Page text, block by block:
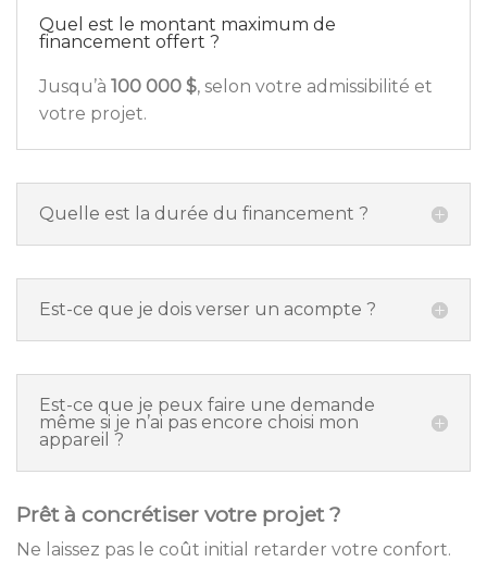
Quel est le montant maximum de
financement offert ?
Jusqu’à 100 000 $, selon votre admissibilité et
votre projet.
Quelle est la durée du financement ?
Est-ce que je dois verser un acompte ?
Est-ce que je peux faire une demande
même si je n’ai pas encore choisi mon
appareil ?
Prêt à concrétiser votre projet ?
Ne laissez pas le coût initial retarder votre confort.